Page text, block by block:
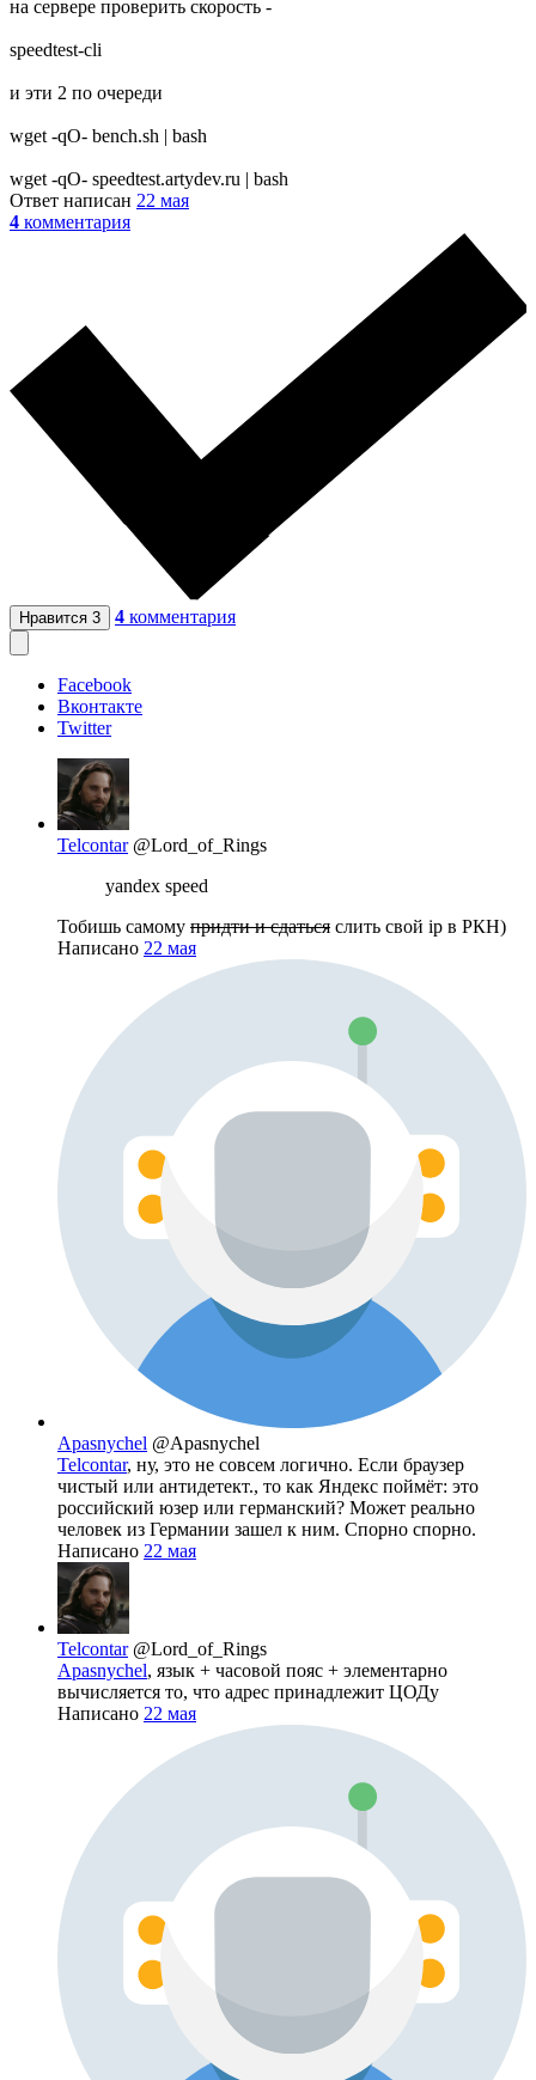
на сервере проверить скорость -
speedtest-cli
и эти 2 по очереди
wget -qO- bench.sh | bash
wget -qO- speedtest.artydev.ru | bash
Ответ написан 22 мая
4 комментария
Нравится 3 4 комментария
Facebook
Вконтакте
Twitter
Telcontar @Lord_of_Rings
yandex speed
Тобишь самому придти и сдаться слить свой ip в РКН)
Написано 22 мая
Apasnychel @Apasnychel
Telcontar, ну, это не совсем логично. Если браузер
чистый или антидетект., то как Яндекс поймёт: это
российский юзер или германский? Может реально
человек из Германии зашел к ним. Спорно спорно.
Написано 22 мая
Telcontar @Lord_of_Rings
Apasnychel, язык + часовой пояс + элементарно
вычисляется то, что адрес принадлежит ЦОДу
Написано 22 мая